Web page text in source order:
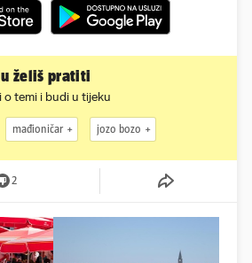
želiš pratiti
o temi i budi u tijeku
mađioničar jozo bozo
2